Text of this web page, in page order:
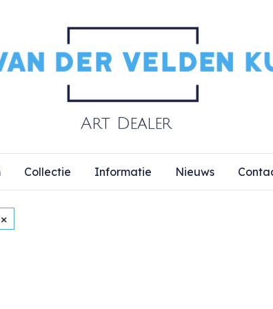
Collectie Informatie Nieuws
×